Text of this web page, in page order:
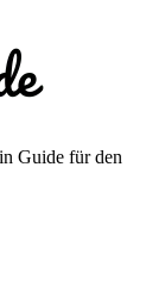
Guide für den